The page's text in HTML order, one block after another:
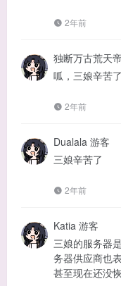
2年前
独断万古荒天帝
呱，三娘辛苦了
2年前
Dualala 游客
三娘辛苦了
2年前
Katia 游客
三娘的服务器
务器供应商也
甚至现在还没